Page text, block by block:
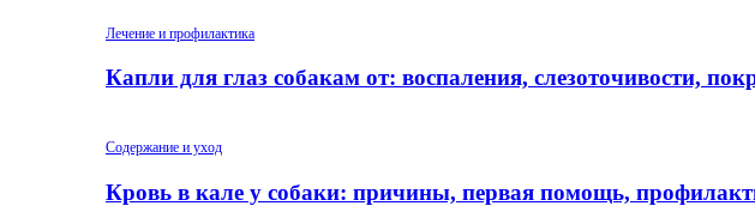
Лечение и профилактика
Капли для глаз собакам от: воспаления, слезоточивости,
Содержание и уход
Кровь в кале у собаки: причины, первая помощь,